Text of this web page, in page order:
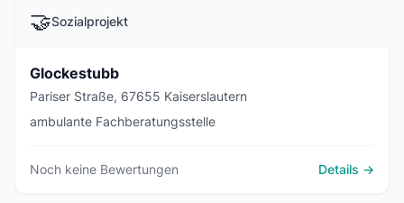
🤝Sozialprojekt
Glockestubb
Pariser Straße, 67655 Kaiserslautern
ambulante Fachberatungsstelle
Noch keine Bewertungen Details →